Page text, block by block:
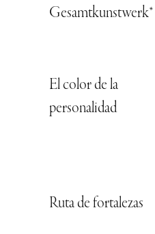
Gesamtkunstwerk*
El color de la
personalidad
Ruta de fortalezas